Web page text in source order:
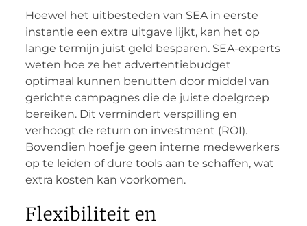
Hoewel het uitbesteden van SEA in eerste
instantie een extra uitgave lijkt, kan het op
lange termijn juist geld besparen. SEA-experts
weten hoe ze het advertentiebudget
optimaal kunnen benutten door middel van
gerichte campagnes die de juiste doelgroep
bereiken. Dit vermindert verspilling en
verhoogt de return on investment (ROI).
Bovendien hoef je geen interne medewerkers
op te leiden of dure tools aan te schaffen, wat
extra kosten kan voorkomen.
Flexibiliteit en